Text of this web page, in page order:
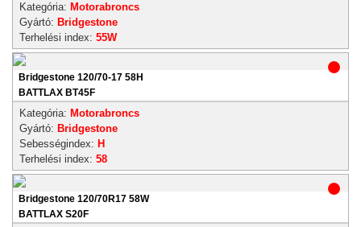
Kategória: Motorabroncs
Gyártó: Bridgestone
Terhelési index: 55W
Bridgestone 120/70-17 58H
BATTLAX BT45F
Kategória: Motorabroncs
Gyártó: Bridgestone
Sebességindex: H
Terhelési index: 58
Bridgestone 120/70R17 58W
BATTLAX S20F